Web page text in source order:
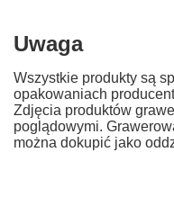
Uwaga
Wszystkie produkty są
opakowaniach
Zdjęcia produktów
poglądowymi.
można dokupić jako